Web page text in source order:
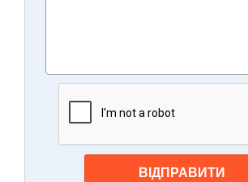
ВІДПРАВИТИ